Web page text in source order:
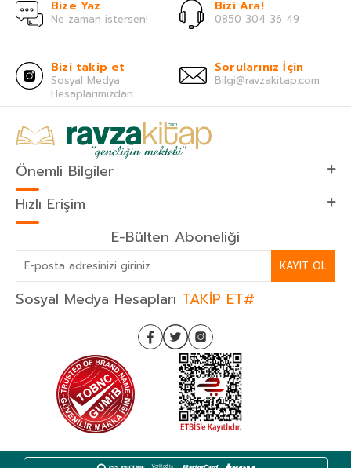
Bize Yaz
Ne zaman istersen!
Bizi Ara!
0850 304 36 49
Bizi takip et
Sosyal Medya
Hesaplarımızdan
Sorularınız İçin
Bilgi@ravzakitap.com
Önemli Bilgiler
Hızlı Erişim
E-Bülten Aboneliği
KAYIT OL
Sosyal Medya Hesapları TAKİP ET#